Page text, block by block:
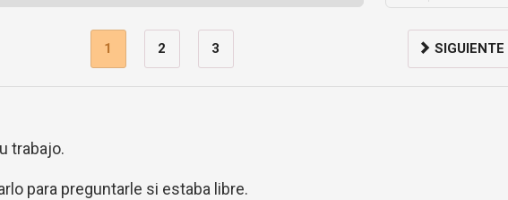
1 2 3 SIGUIENTE
trabajo.
para preguntarle si estaba libre.